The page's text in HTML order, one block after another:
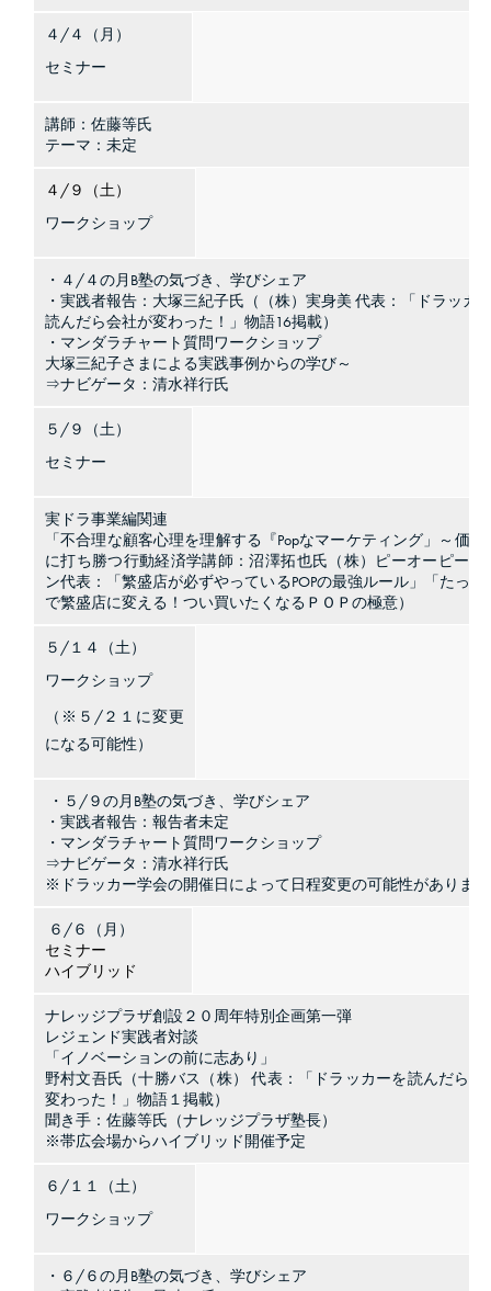
４/４（月）
セミナー
講師：佐藤等氏
テーマ：未定
４/９（土）
ワークショップ
・４/４の月B塾の気づき、学びシェア
・実践者報告：大塚三紀子氏（（株）実身美 代表：「ドラッカ
読んだら会社が変わった！」物語16掲載）
・マンダラチャート質問ワークショップ
大塚三紀子さまによる実践事例からの学び～
⇒ナビゲータ：清水祥行氏
５/９（土）
セミナー
実ドラ事業編関連
「不合理な顧客心理を理解する『Popなマーケティング」～価格
に打ち勝つ行動経済学講師：沼澤拓也氏（株）ピーオーピーオ
ン代表：「繁盛店が必ずやっているPOPの最強ルール」「たった
で繁盛店に変える！つい買いたくなるＰＯＰの極意）
５/１４（土）
ワークショップ
（※５/２１に変更
になる可能性）
・５/９の月B塾の気づき、学びシェア
・実践者報告：報告者未定
・マンダラチャート質問ワークショップ
⇒ナビゲータ：清水祥行氏
※ドラッカー学会の開催日によって日程変更の可能性があります
６/６（月）
セミナー
ハイブリッド
ナレッジプラザ創設２０周年特別企画第一弾
レジェンド実践者対談
「イノベーションの前に志あり」
野村文吾氏（十勝バス（株） 代表：「ドラッカーを読んだら会
変わった！」物語１掲載）
聞き手：佐藤等氏（ナレッジプラザ塾長）
※帯広会場からハイブリッド開催予定
６/１１（土）
ワークショップ
・６/６の月B塾の気づき、学びシェア